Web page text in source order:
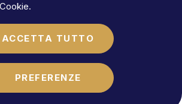
.
ACCETTA TUTTO
PREFERENZE